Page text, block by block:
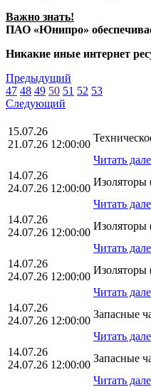
Важно знать!
ПАО «Юнипро»
Никакие иные интернет
Предыдущий
47 48 49 50 51 52 53
Следующий
15.07.26
21.07.26 12:00:00
Читать
14.07.26
24.07.26 12:00:00
Читать
14.07.26
24.07.26 12:00:00
Читать
14.07.26
24.07.26 12:00:00
Читать
14.07.26
24.07.26 12:00:00
Запасные
Читать
14.07.26
24.07.26 12:00:00
Запасные
Читать